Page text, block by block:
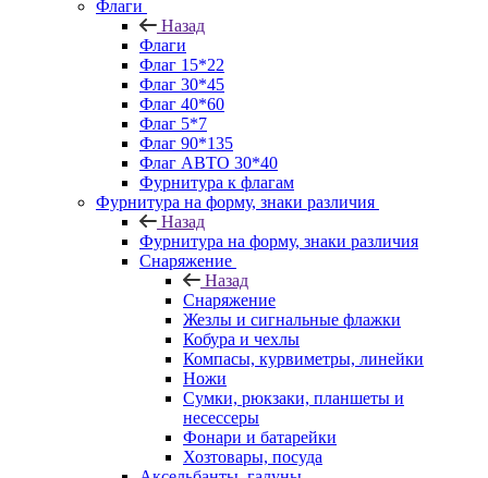
Флаги
Назад
Флаги
Флаг 15*22
Флаг 30*45
Флаг 40*60
Флаг 5*7
Флаг 90*135
Флаг АВТО 30*40
Фурнитура к флагам
Фурнитура на форму, знаки различия
Назад
Фурнитура на форму, знаки различия
Снаряжение
Назад
Снаряжение
Жезлы и сигнальные флажки
Кобура и чехлы
Компасы, курвиметры, линейки
Ножи
Сумки, рюкзаки, планшеты и
несессеры
Фонари и батарейки
Хозтовары, посуда